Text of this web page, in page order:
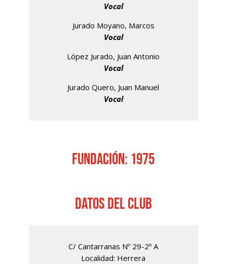
Vocal
Jurado Moyano, Marcos
Vocal
López Jurado, Juan Antonio
Vocal
Jurado Quero, Juan Manuel
Vocal
FUNDACIÓN: 1975
DATOS DEL CLUB
C/ Cantarranas Nº 29-2º A
Localidad: Herrera